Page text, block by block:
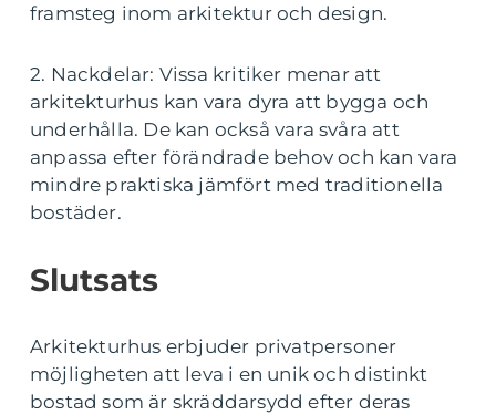
framsteg inom arkitektur och design.
2. Nackdelar: Vissa kritiker menar att
arkitekturhus kan vara dyra att bygga och
underhålla. De kan också vara svåra att
anpassa efter förändrade behov och kan vara
mindre praktiska jämfört med traditionella
bostäder.
Slutsats
Arkitekturhus erbjuder privatpersoner
möjligheten att leva i en unik och distinkt
bostad som är skräddarsydd efter deras